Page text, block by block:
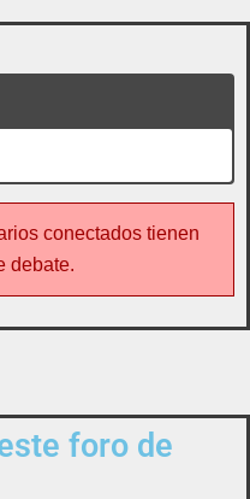
subiendo cualquier
conectados tienen
debate.
foro de